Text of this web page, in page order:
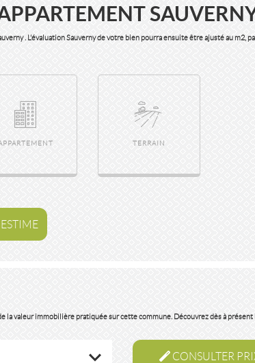
. L'évaluation Sauverny de votre bien pourra ensuite être ajusté au m2,
TERRAIN
la valeur immobilière pratiquée sur cette commune. Découvrez dès à présent
CONSULTER